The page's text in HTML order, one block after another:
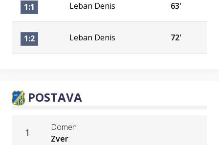
1:1 Leban Denis 63'
1:2 Leban Denis 72'
POSTAVA
1
Domen
Zver